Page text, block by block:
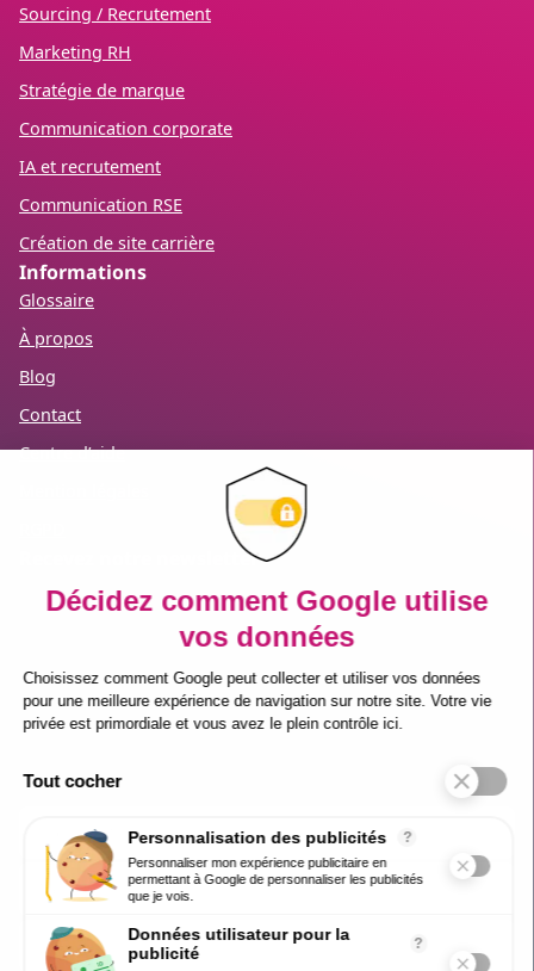
Sourcing / Recrutement
Marketing RH
Stratégie de marque
Communication corporate
IA et recrutement
Communication RSE
Création de site carrière
Informations
Glossaire
À propos
Blog
Contact
Centre d’aide
Recevez notre newsletter
Inscrivez-vous à notre newsletter pour
prendre une longueur d’avance sur vos
enjeux RH.
bonnes pratiques directement par email.